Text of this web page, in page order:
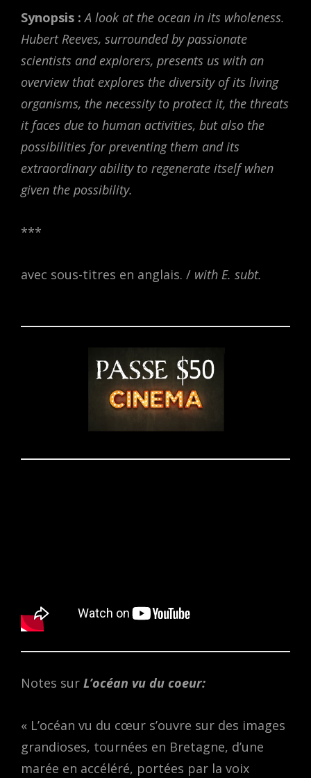
Synopsis : A look at the ocean in its wholeness.
Hubert Reeves, surrounded by passionate
scientists and explorers, presents us with an
overview that explores the diversity of its living
organisms, the necessity to protect it, the threats
it faces due to human activities, but also the
possibilities for preventing them and its
extraordinary ability to regenerate itself when
given the possibility.
***
avec sous-titres en anglais. / with E. subt.
Notes sur L’océan vu du coeur:
« L’océan vu du cœur s’ouvre sur des images
grandioses, tournées en Bretagne, d’une
marée en accéléré, portées par la voix